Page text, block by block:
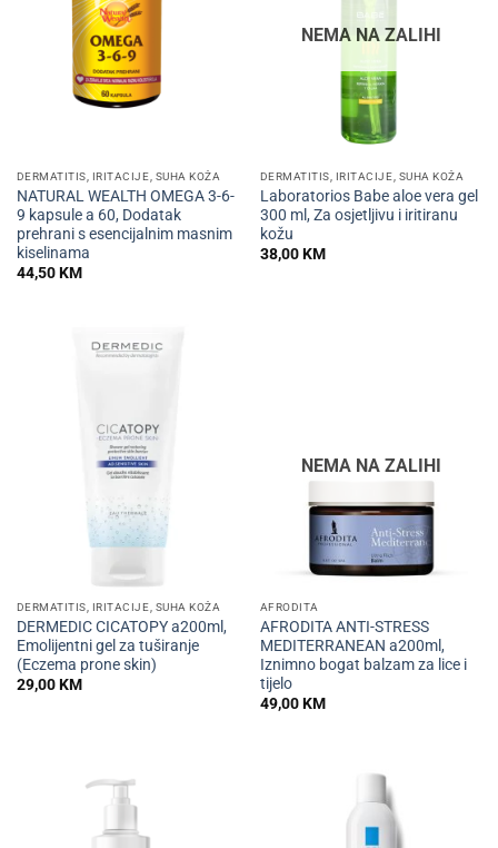
DERMATITIS, IRITACIJE, SUHA KOŽA
NATURAL WEALTH OMEGA 3-6-
9 kapsule a 60, Dodatak
prehrani s esencijalnim masnim
kiselinama
44,50KM
NEMA NA ZALIHI
DERMATITIS, IRITACIJE, SUHA KOŽA
Laboratorios Babe aloe vera gel
300 ml, Za osjetljivu i iritiranu
kožu
38,00KM
DERMATITIS, IRITACIJE, SUHA KOŽA
DERMEDIC CICATOPY a200ml,
Emolijentni gel za tuširanje
(Eczema prone skin)
29,00KM
NEMA NA ZALIHI
AFRODITA
AFRODITA ANTI-STRESS
MEDITERRANEAN a200ml,
Iznimno bogat balzam za lice i
tijelo
49,00KM